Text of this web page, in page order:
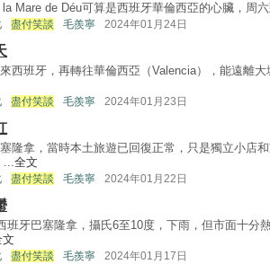
Mare de Déu可算是西班牙華倫西亞的心臟，周
盡付笑談 毛羨寧 2024年01月24日
西班牙，再轉往華倫西亞（Valencia），能遠離
盡付笑談 毛羨寧 2024年01月23日
隆拿，當時本土旅遊已回復正常，只是獨立小店
...全文
盡付笑談 毛羨寧 2024年01月22日
班牙巴塞隆拿，攝氏6至10度，下雨，但市面十分
文
盡付笑談 毛羨寧 2024年01月17日